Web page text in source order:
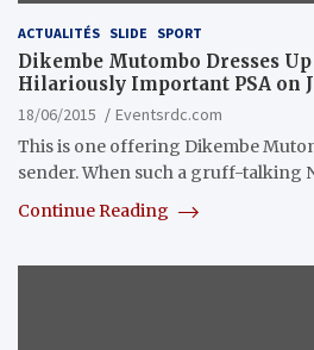
ACTUALITÉS SLIDE SPORT
Dikembe Mutombo Dresses
Hilariously Important PSA on
18/06/2015
Eventsrdc.com
This is one offering Dikembe
sender. When such a gruff-talking
Continue Reading